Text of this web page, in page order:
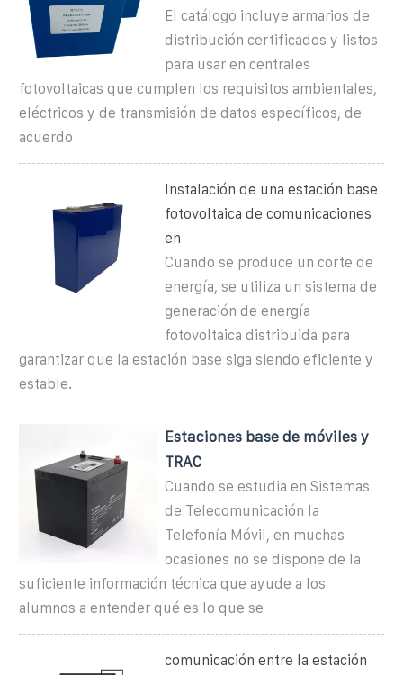
El catálogo incluye armarios de
distribución certificados y listos
para usar en centrales
fotovoltaicas que cumplen los requisitos ambientales,
eléctricos y de transmisión de datos específicos, de
acuerdo
Instalación de una estación base
fotovoltaica de comunicaciones
en
Cuando se produce un corte de
energía, se utiliza un sistema de
generación de energía
fotovoltaica distribuida para
garantizar que la estación base siga siendo eficiente y
estable.
Estaciones base de móviles y
TRAC
Cuando se estudia en Sistemas
de Telecomunicación la
Telefonía Móvil, en muchas
ocasiones no se dispone de la
suficiente información técnica que ayude a los
alumnos a entender qué es lo que se
comunicación entre la estación